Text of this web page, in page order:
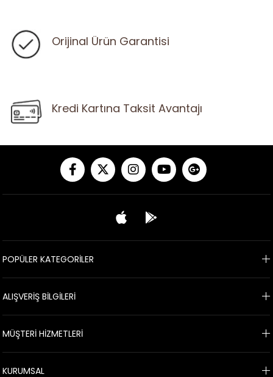
Orijinal Ürün Garantisi
Kredi Kartına Taksit Avantajı
POPÜLER KATEGORİLER
ALIŞVERİŞ BİLGİLERİ
MÜŞTERİ HİZMETLERİ
KURUMSAL